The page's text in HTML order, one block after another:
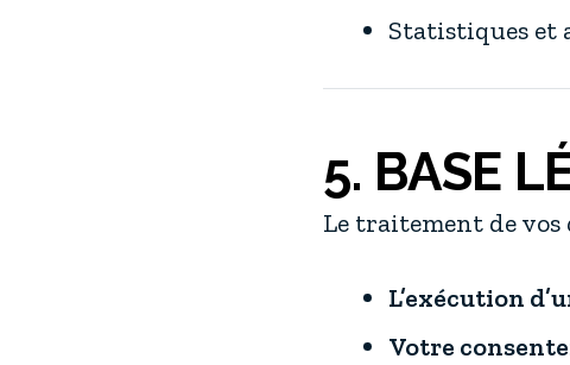
Statistiques et
5. BASE
Le traitement de vos
L’exécution
Votre